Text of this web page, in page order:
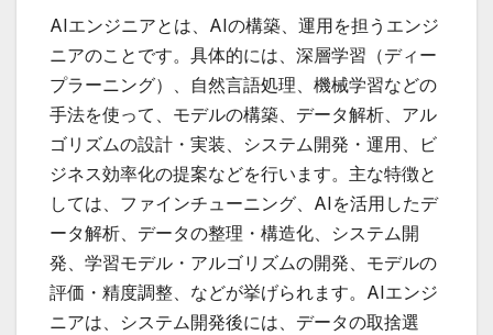
AIエンジニアとは、AIの構築、運用を担うエンジ
ニアのことです。具体的には、深層学習（ディー
プラーニング）、自然言語処理、機械学習などの
手法を使って、モデルの構築、データ解析、アル
ゴリズムの設計・実装、システム開発・運用、ビ
ジネス効率化の提案などを行います。主な特徴と
しては、ファインチューニング、AIを活用したデ
ータ解析、データの整理・構造化、システム開
発、学習モデル・アルゴリズムの開発、モデルの
評価・精度調整、などが挙げられます。AIエンジ
ニアは、システム開発後には、データの取捨選